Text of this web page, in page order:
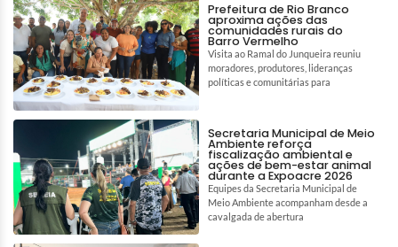
Prefeitura de Rio Branco
aproxima ações das
comunidades rurais do
Barro Vermelho
Visita ao Ramal do Junqueira reuniu
moradores, produtores, lideranças
políticas e comunitárias para
Secretaria Municipal de Meio
Ambiente reforça
fiscalização ambiental e
ações de bem-estar animal
durante a Expoacre 2026
Equipes da Secretaria Municipal de
Meio Ambiente acompanham desde a
cavalgada de abertura